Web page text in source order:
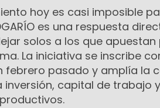
hoy es casi imposible
es una respuesta
solos a los que apuestan
La iniciativa se inscribe
febrero pasado y amplía la
capital de trabajo